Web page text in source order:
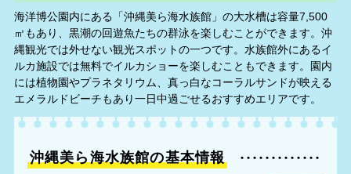
海洋博公園内にある「沖縄美ら海水族館」の大水槽は容量7,500
㎥もあり、黒潮の回遊魚たちの群泳を楽しむことができます。沖
縄観光では外せない観光スポットの一つです。水族館外にあるイ
ルカ施設では無料でイルカショーを楽しむこともできます。園内
には植物園やプラネタリウム、真っ白なコーラルサンドが映える
エメラルドビーチもあり一日中過ごせるおすすめエリアです。
沖縄美ら海水族館の基本情報